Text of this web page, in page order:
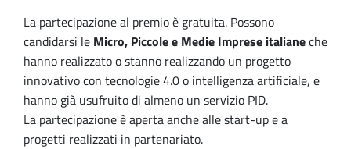
La partecipazione al premio è gratuita. Possono
candidarsi le Micro, Piccole e Medie Imprese italianeche
hanno realizzato o stanno realizzando un progetto
innovativo con tecnologie 4.0 o intelligenza artificiale, e
hanno già usufruito di almeno un servizio PID.
La partecipazione è aperta anche alle start-up e a
progetti realizzati in partenariato.